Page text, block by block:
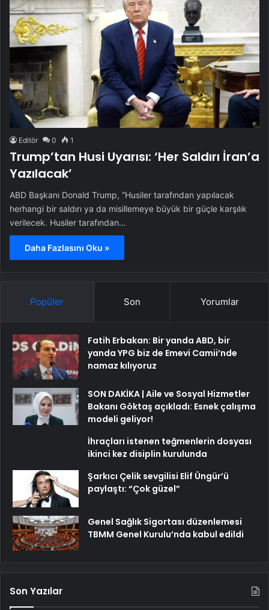
Editör 0 1
Trump’tan Husi Uyarısı: ‘Her Saldırı İran’a
Yazılacak’
ABD Başkanı Donald Trump, “Husiler tarafından yapılacak
herhangi bir saldırı ya da misillemeye büyük bir güçle karşılık
verilecek. Husiler tarafından…
Daha Fazlasını Oku »
Popüler Son Yorumlar
Fatih Erbakan: Bir yanda ABD, bir
yanda YPG biz de Emevi Camii’nde
namaz kılıyoruz
SON DAKİKA | Aile ve Sosyal Hizmetler
Bakanı Göktaş açıkladı: Esnek çalışma
modeli geliyor!
İhraçları istenen teğmenlerin dosyası
ikinci kez disiplin kurulunda
Şarkıcı Çelik sevgilisi Elif Üngür’ü
paylaştı: “Çok güzel”
Genel Sağlık Sigortası düzenlemesi
TBMM Genel Kurulu’nda kabul edildi
Son Yazılar